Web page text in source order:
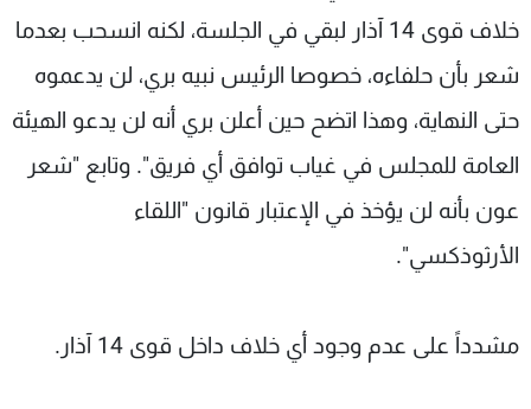
خلاف قوى 14 آذار لبقي في الجلسة، لكنه انسحب بعدما
شعر بأن حلفاءه، خصوصا الرئيس نبيه بري، لن يدعموه
حتى النهاية، وهذا اتضح حين أعلن بري أنه لن يدعو الهيئة
العامة للمجلس في غياب توافق أي فريق". وتابع "شعر
عون بأنه لن يؤخذ في الإعتبار قانون "اللقاء
الأرثوذكسي".
مشدداً على عدم وجود أي خلاف داخل قوى 14 آذار.